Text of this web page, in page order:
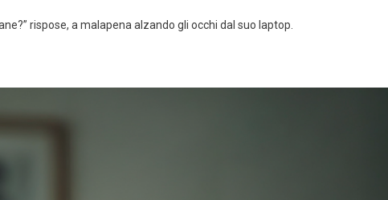
rispose, a malapena alzando gli occhi dal suo laptop.